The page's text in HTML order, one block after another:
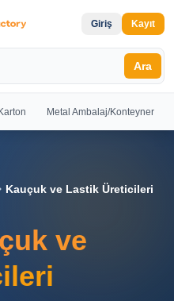
Giriş Kayıt
Ara
Metal Ambalaj/Konteyner
Kauçuk ve Lastik Üreticileri
ve